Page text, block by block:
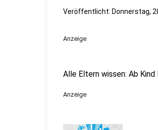
Veröffentlicht: Donnerstag,
Anzeige
Alle Eltern wissen: Ab
Anzeige